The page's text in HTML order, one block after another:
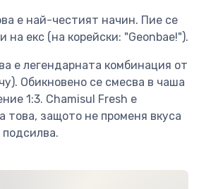
е най-честият начин. Пие се
на екс (на корейски: "Geonbae!").
е легендарната комбинация от
Обикновено се смесва в чаша
1:3. Chamisul Fresh е
това, защото не променя вкуса